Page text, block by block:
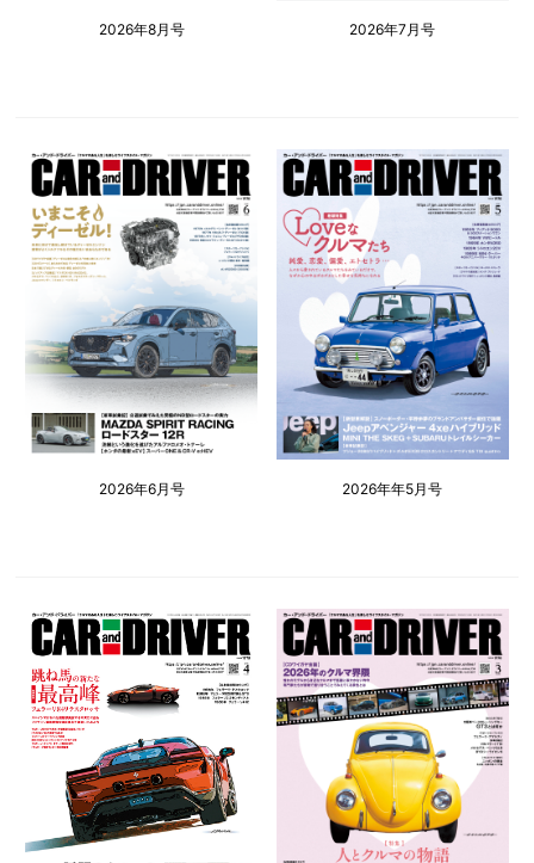
2026年8月号 2026年7月号
2026年6月号 2026年年5月号